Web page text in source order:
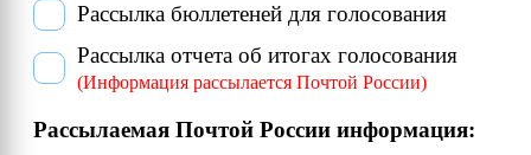
Рассылка бюллетеней для голосования
Рассылка отчета об итогах голосования
(Информация рассылается Почтой России)
Рассылаемая Почтой России информация: